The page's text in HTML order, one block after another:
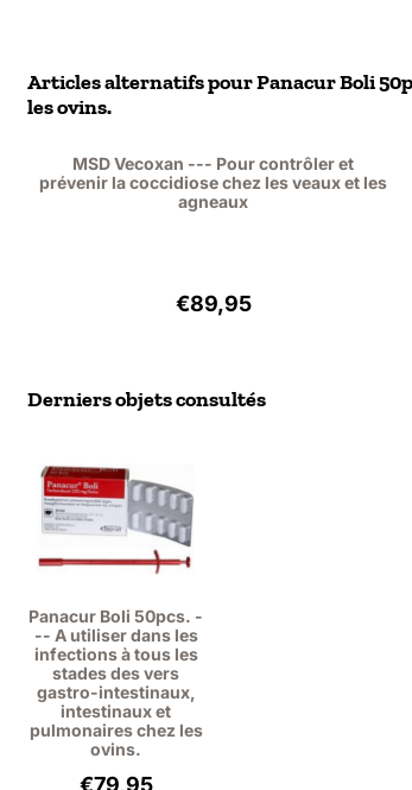
Articles alternatifs pourPanacur Boli
les ovins.
MSD Vecoxan --- Pour contrôler et
prévenir la coccidiose chez les veaux et les
agneaux
Prix: 89,95, hors TVA :
€89,95
Derniers objets consultés
Panacur Boli 50pcs. -
-- A utiliser dans les
infections à tous les
stades des vers
gastro-intestinaux,
intestinaux et
pulmonaires chez les
ovins.
€79,95